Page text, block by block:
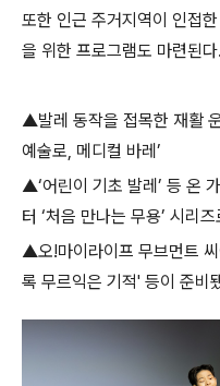
또한 인근 주거지역이 인접
을 위한 프로그램도 마련된다.
▲발레 동작을 접목한 재활
예술로, 메디컬 바레 ’
▲‘어린이 기초 발레 ’ 등 온
터 ‘처음 만나는 무용’ 시리즈
▲오!마이라이프 무브먼트
록 무르익은 기적' 등이 준비